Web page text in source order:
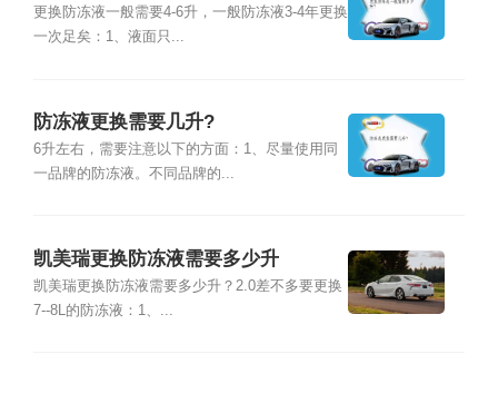
更换防冻液一般需要4-6升，一般防冻液3-4年更换
一次足矣：1、液面只...
防冻液更换需要几升?
6升左右，需要注意以下的方面：1、尽量使用同
一品牌的防冻液。不同品牌的...
凯美瑞更换防冻液需要多少升
凯美瑞更换防冻液需要多少升？2.0差不多要更换
7--8L的防冻液：1、...